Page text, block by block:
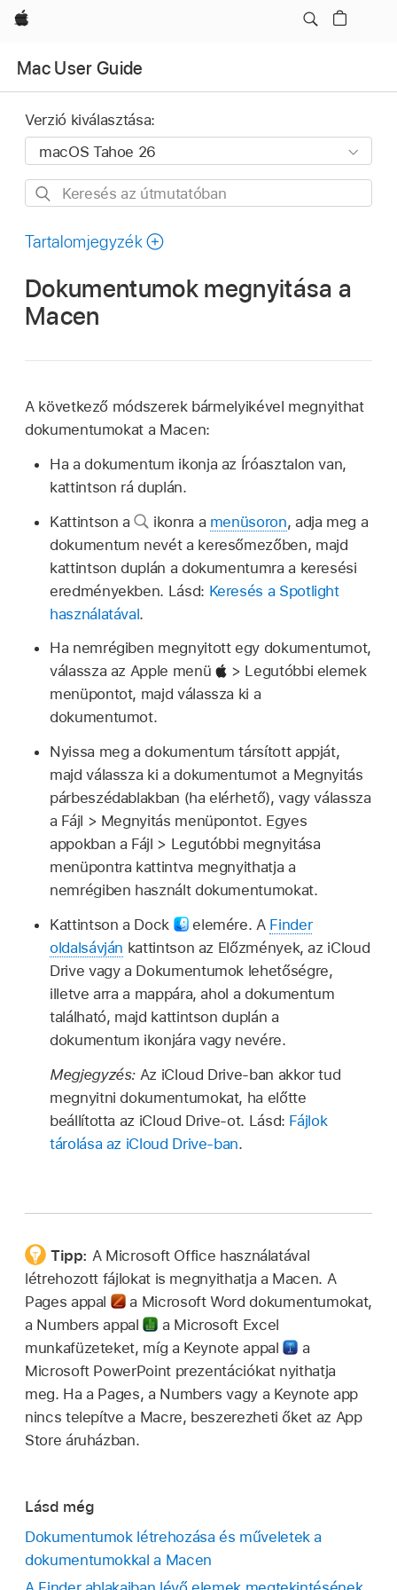
Apple
Mac User Guide
Verzió kiválasztása:
Keresés
útmutatóban
Tartalomjegyzék
Dokumentumok megnyitása a
Macen
A következő módszerek bármelyikével megnyithat
dokumentumokat a Macen:
Ha a dokumentum ikonja az Íróasztalon van,
kattintson rá duplán.
Kattintson a
ikonra a menüsoron, adja meg a
dokumentum nevét a keresőmezőben, majd
kattintson duplán a dokumentumra a keresési
eredményekben. Lásd: Keresés a Spotlight
használatával.
Ha nemrégiben megnyitott egy dokumentumot,
válassza az Apple menü
> Legutóbbi elemek
menüpontot, majd válassza ki a
dokumentumot.
Nyissa meg a dokumentum társított appját,
majd válassza ki a dokumentumot a Megnyitás
párbeszédablakban (ha elérhető), vagy válassza
a Fájl > Megnyitás menüpontot. Egyes
appokban a Fájl > Legutóbbi megnyitása
menüpontra kattintva megnyithatja a
nemrégiben használt dokumentumokat.
Kattintson a Dock
elemére. A Finder
oldalsávján kattintson az Előzmények, az iCloud
Drive vagy a Dokumentumok lehetőségre,
illetve arra a mappára, ahol a dokumentum
található, majd kattintson duplán a
dokumentum ikonjára vagy nevére.
Megjegyzés: Az iCloud Drive-ban akkor tud
megnyitni dokumentumokat, ha előtte
beállította az iCloud Drive-ot. Lásd: Fájlok
tárolása az iCloud Drive-ban.
Tipp: A Microsoft Office használatával
létrehozott fájlokat is megnyithatja a Macen. A
Pages appal
a Microsoft Word dokumentumokat,
a Numbers appal
a Microsoft Excel
munkafüzeteket, míg a Keynote appal
a
Microsoft PowerPoint prezentációkat nyithatja
meg. Ha a Pages, a Numbers vagy a Keynote app
nincs telepítve a Macre, beszerezheti őket az App
Store áruházban.
Lásd még
Dokumentumok létrehozása és műveletek a
dokumentumokkal a Macen